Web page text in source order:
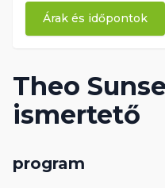
Theo
ismertető
program
Árak és időpontok